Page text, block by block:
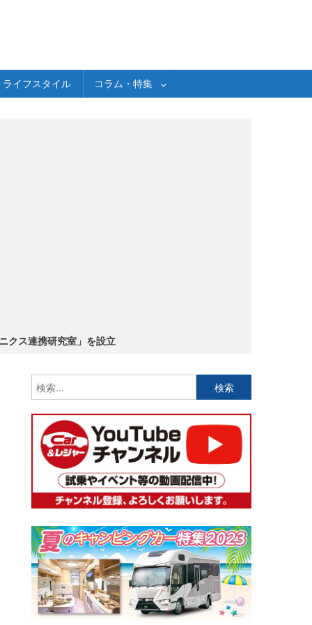
ライフスタイル コラム・特集
クス連携研究室」を設立
索: